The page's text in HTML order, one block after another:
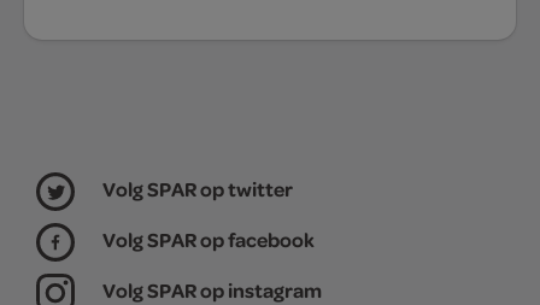
Volg SPAR op twitter
Volg SPAR op facebook
Volg SPAR op instagram